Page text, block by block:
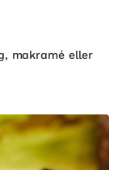
makramé eller